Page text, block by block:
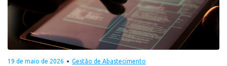
19 de maio de 2026 Gestão de Abastecimento